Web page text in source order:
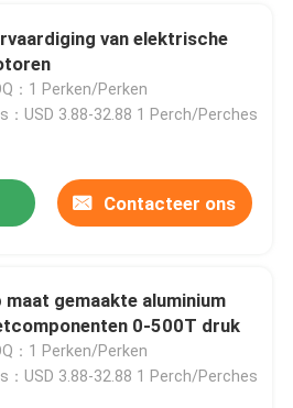
van elektrische
：1 Perken/Perken
：USD 3.88-32.88 1 Perch/Perches
Contacteer ons
maat gemaakte aluminium
0-500T druk
：1 Perken/Perken
：USD 3.88-32.88 1 Perch/Perches